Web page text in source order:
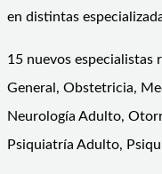
en distintas
15 nuevos especialistas
General, Obstetricia,
Neurología Adulto,
Psiquiatría Adulto,